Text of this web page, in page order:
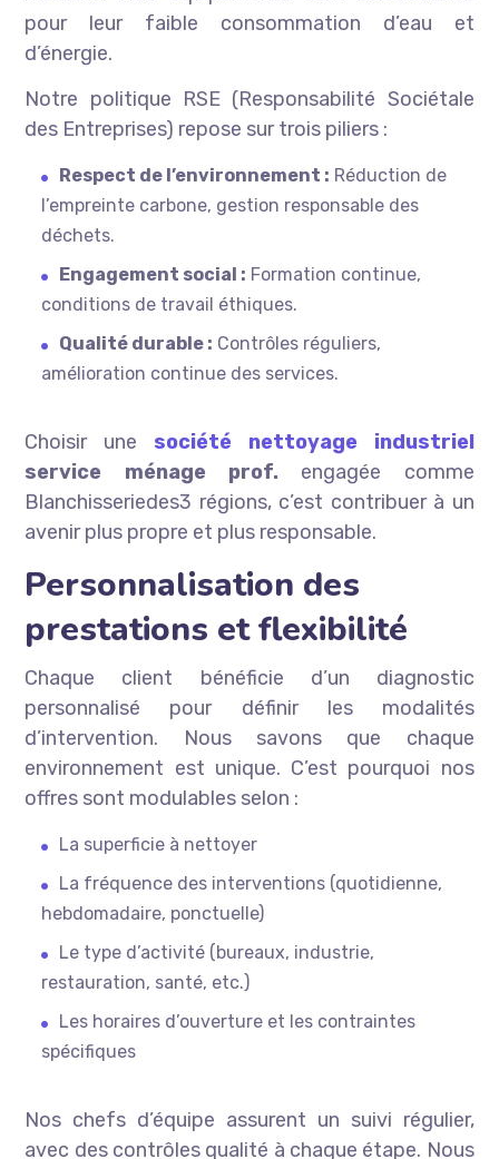
pour leur faible consommation d’eau et
d’énergie.
Notre politique RSE (Responsabilité Sociétale
des Entreprises) repose sur trois piliers :
Respect de l’environnement : Réduction de
l’empreinte carbone, gestion responsable des
déchets.
Engagement social : Formation continue,
conditions de travail éthiques.
Qualité durable : Contrôles réguliers,
amélioration continue des services.
Choisir une société nettoyage industriel
service ménage prof. engagée comme
Blanchisseriedes3 régions, c’est contribuer à un
avenir plus propre et plus responsable.
Personnalisation des
prestations et flexibilité
Chaque client bénéficie d’un diagnostic
personnalisé pour définir les modalités
d’intervention. Nous savons que chaque
environnement est unique. C’est pourquoi nos
offres sont modulables selon :
La superficie à nettoyer
La fréquence des interventions (quotidienne,
hebdomadaire, ponctuelle)
Le type d’activité (bureaux, industrie,
restauration, santé, etc.)
Les horaires d’ouverture et les contraintes
spécifiques
Nos chefs d’équipe assurent un suivi régulier,
avec des contrôles qualité à chaque étape. Nous